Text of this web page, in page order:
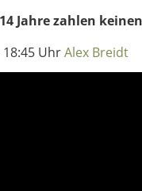
Jahre zahlen
18:45 UhrAlex Breidt